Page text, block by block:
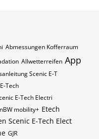
Abmessungen Kofferraum
Allwetterreifen App
Scenic E-T
Tech
E-Tech Electri
mobility+ Etech
Scenic E-Tech Elect
GJR